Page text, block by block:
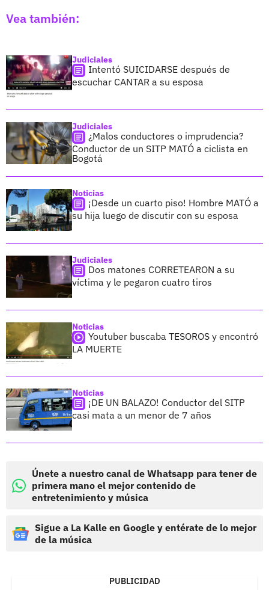
Vea también:
Judiciales
Intentó SUICIDARSE después de
escuchar CANTAR a su esposa
Judiciales
¿Malos conductores o imprudencia?
Conductor de un SITP MATÓ a ciclista en
Bogotá
Noticias
¡Desde un cuarto piso! Hombre MATÓ a
su hija luego de discutir con su esposa
Judiciales
Dos matones CORRETEARON a su
víctima y le pegaron cuatro tiros
Noticias
Youtuber buscaba TESOROS y encontró
LA MUERTE
Noticias
¡DE UN BALAZO! Conductor del SITP
casi mata a un menor de 7 años
Únete a nuestro canal de Whatsapp para tener de
primera mano el mejor contenido de
entretenimiento y música
Sigue a La Kalle en Google y entérate de lo mejor
de la música
PUBLICIDAD